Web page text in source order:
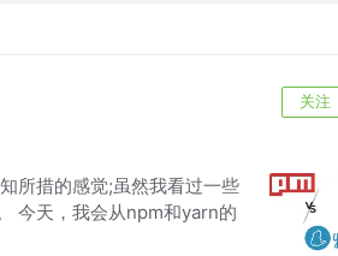
关注
所措的感觉;虽然我看过一些
今天，我会从npm和yarn的